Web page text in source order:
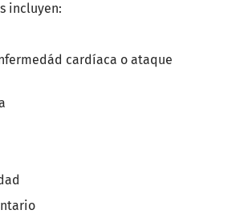
incluyen:
cardíaca o ataque